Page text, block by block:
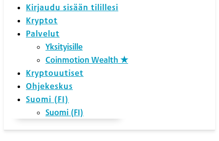
Kirjaudu sisään tilillesi
Kryptot
Palvelut
Yksityisille
Coinmotion Wealth ★
Kryptouutiset
Ohjekeskus
Suomi (FI)
Suomi (FI)